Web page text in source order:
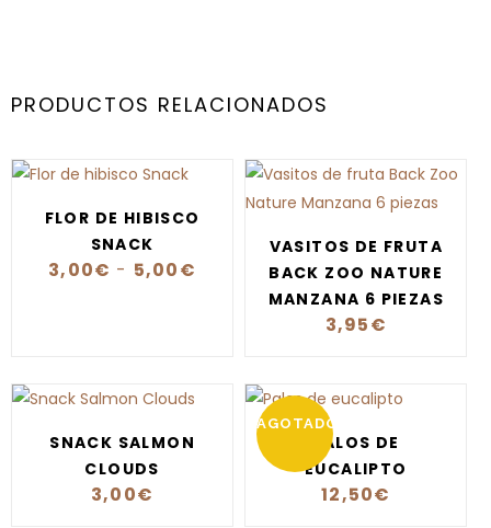
PRODUCTOS RELACIONADOS
FLOR DE HIBISCO
SNACK
3,00€ - 5,00€
VASITOS DE FRUTA
BACK ZOO NATURE
MANZANA 6 PIEZAS
3,95€
SNACK SALMON
CLOUDS
3,00€
AGOTADO
PALOS DE
EUCALIPTO
12,50€